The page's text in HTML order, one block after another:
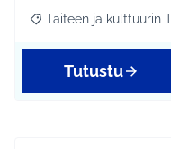
Rajaa tulokset
Taiteen ja kulttuurin
Tutustu